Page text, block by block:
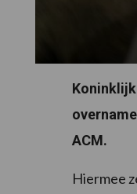
ACM.
Hiermee